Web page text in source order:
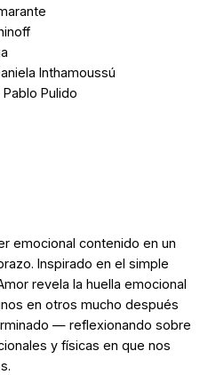
Inthamoussú
Pablo Pulido
emocional contenido en un
Inspirado en el simple
revela la huella emocional
en otros mucho después
— reflexionando sobre
y físicas en que nos